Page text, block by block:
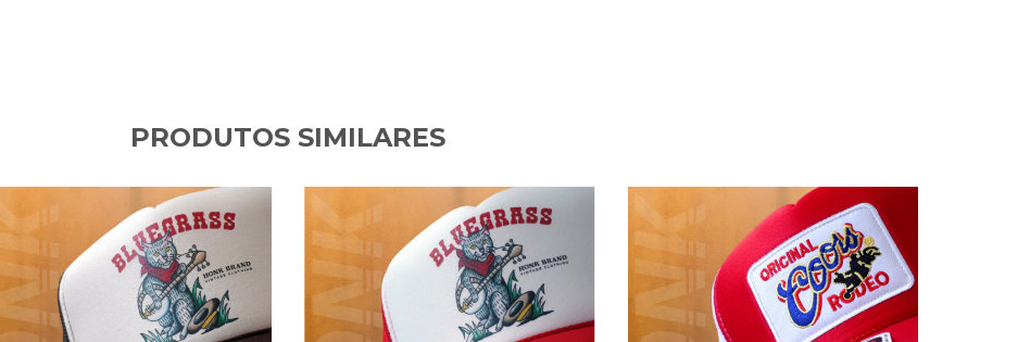
PRODUTOS SIMILARES